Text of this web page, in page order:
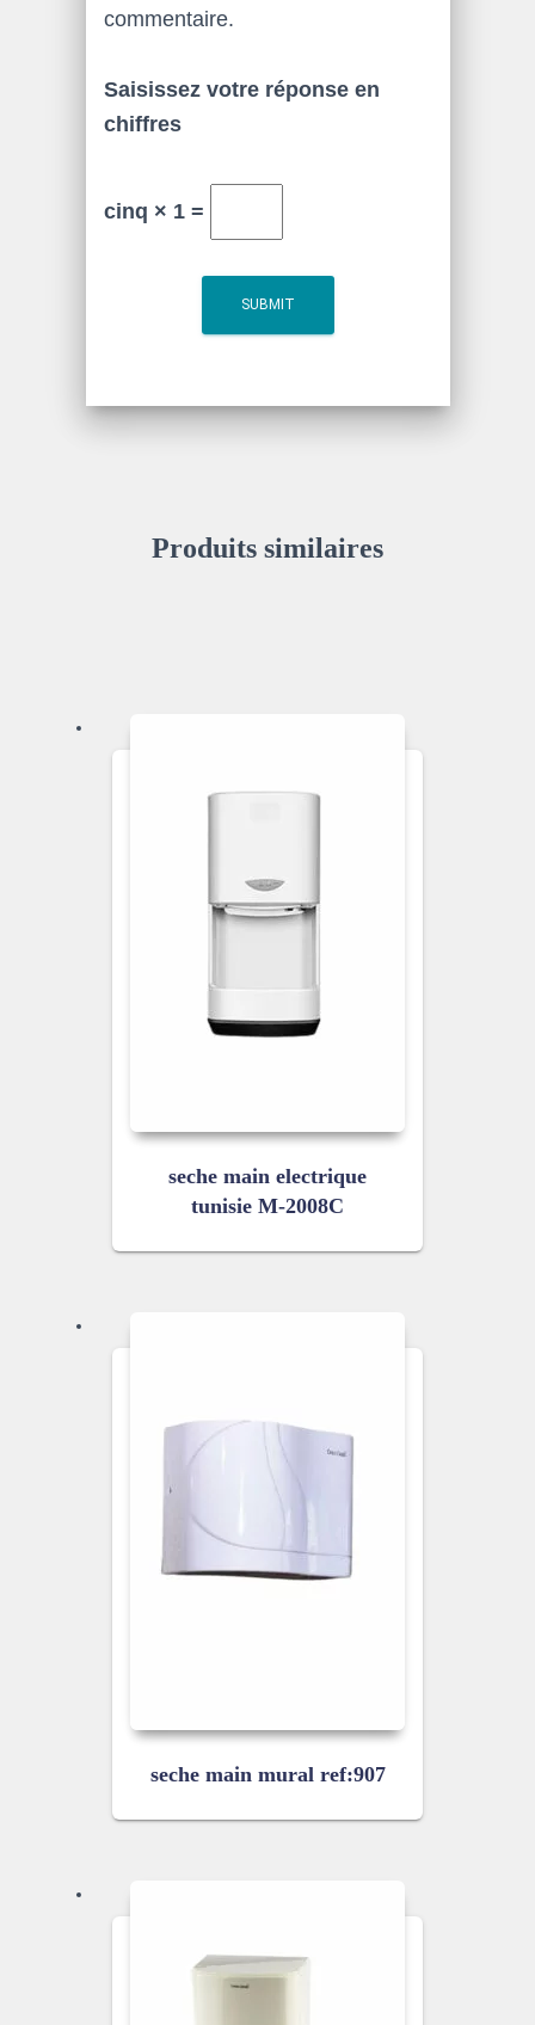
commentaire.
Saisissez votre réponse en
chiffres
cinq × 1 =
Produits similaires
seche main electrique
tunisie M-2008C
seche main mural ref:907